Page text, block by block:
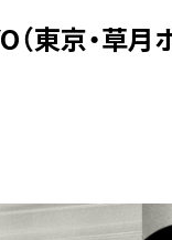
東京・草月